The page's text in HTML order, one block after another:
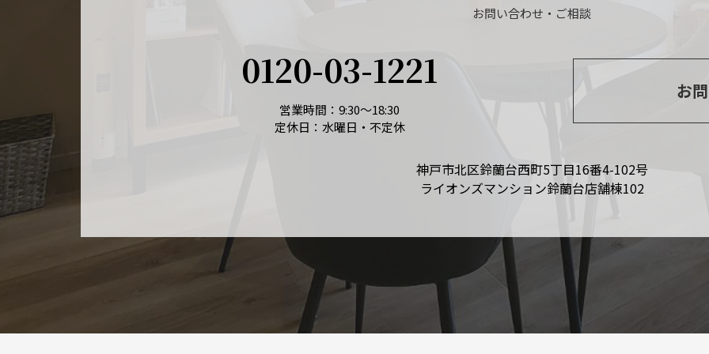
お問い合わせ・ご相談
0120-03-1221
営業時間：9:30～18:30
定休日：水曜日・不定休
お
神戸市北区鈴蘭台西町5丁目16番4-102号
ライオンズマンション鈴蘭台店舗棟102